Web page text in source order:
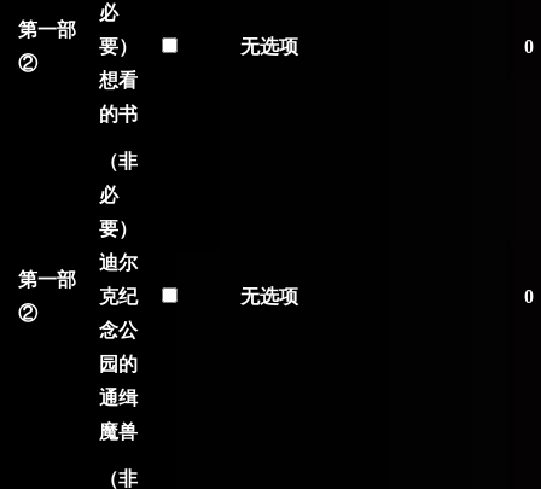
第一部
②
必
要）
想看
的书
无选项 0
第一部
②
（非
必
要）
迪尔
克纪
念公
园的
通缉
魔兽
无选项 0
（非